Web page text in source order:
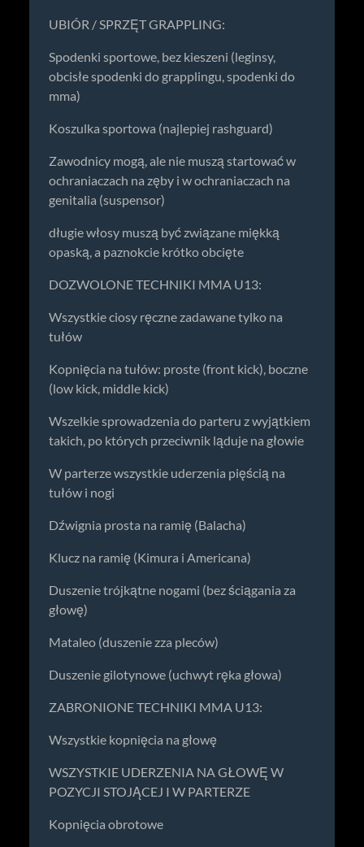
UBIÓR / SPRZĘT GRAPPLING:
Spodenki sportowe, bez kieszeni (leginsy,
obcisłe spodenki do grapplingu, spodenki do
mma)
Koszulka sportowa (najlepiej rashguard)
Zawodnicy mogą, ale nie muszą startować w
ochraniaczach na zęby i w ochraniaczach na
genitalia (suspensor)
długie włosy muszą być związane miękką
opaską, a paznokcie krótko obcięte
DOZWOLONE TECHNIKI MMA U13:
Wszystkie ciosy ręczne zadawane tylko na
tułów
Kopnięcia na tułów: proste (front kick), boczne
(low kick, middle kick)
Wszelkie sprowadzenia do parteru z wyjątkiem
takich, po których przeciwnik ląduje na głowie
W parterze wszystkie uderzenia pięścią na
tułów i nogi
Dźwignia prosta na ramię (Balacha)
Klucz na ramię (Kimura i Americana)
Duszenie trójkątne nogami (bez ściągania za
głowę)
Mataleo (duszenie zza pleców)
Duszenie gilotynowe (uchwyt ręka głowa)
ZABRONIONE TECHNIKI MMA U13:
Wszystkie kopnięcia na głowę
WSZYSTKIE UDERZENIA NA GŁOWĘ W
POZYCJI STOJĄCEJ I W PARTERZE
Kopnięcia obrotowe